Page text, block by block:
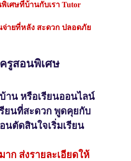
เศษที่บ้านกับเรา Tutor
จ่ายที่หลัง สะดวก ปลอดภัย
รูสอนพิเศษ
าน หรือเรียนออนไลน์
รียนที่สะดวก พูดคุยกับ
นตัดสินใจเริ่มเรียน
าก ส่งรายละเอียดให้